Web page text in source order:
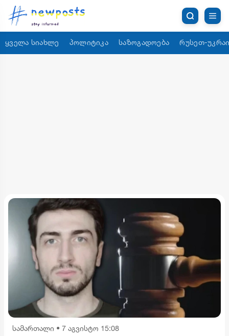
ყველა სიახლე პოლიტიკა საზოგადოება რუსეთ-
სამართალი • 7 აგვისტო 15:08